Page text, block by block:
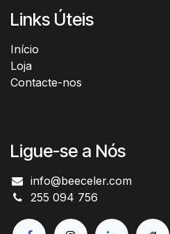
Links Úteis
Início​
Loja
Contacte-nos
Ligue-se a Nós
info@beeceler.com
255 094 756